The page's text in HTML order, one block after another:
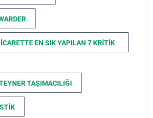
EN SIK YAPILAN 7 KRITIK
TAŞIMACILIĞI